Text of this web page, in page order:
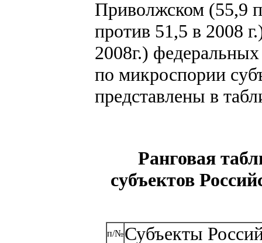
Приволжском (55,9
против 51,5 в 2008
2008г.)
по микроспории
представлены в
Ранговая
субъектов
п/№Субъекты